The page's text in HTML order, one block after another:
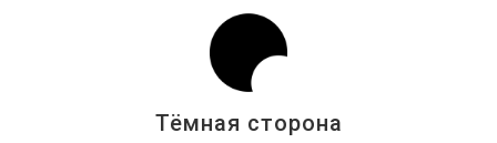
Тёмная сторона